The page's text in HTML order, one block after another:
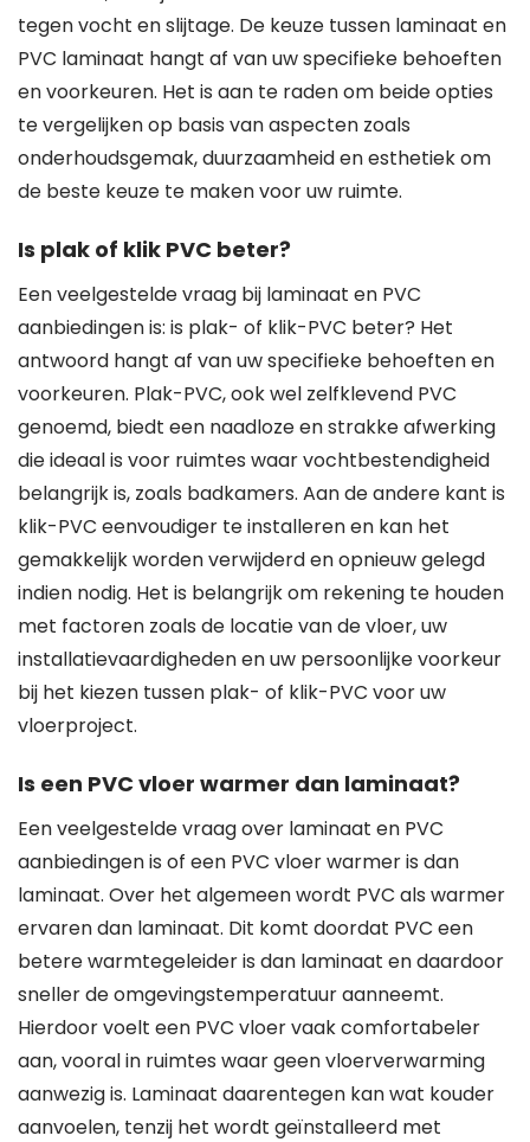
tegen vocht en slijtage. De keuze tussen laminaat en
PVC laminaat hangt af van uw specifieke behoeften
en voorkeuren. Het is aan te raden om beide opties
te vergelijken op basis van aspecten zoals
onderhoudsgemak, duurzaamheid en esthetiek om
de beste keuze te maken voor uw ruimte.
Is plak of klik PVC beter?
Een veelgestelde vraag bij laminaat en PVC
aanbiedingen is: is plak- of klik-PVC beter? Het
antwoord hangt af van uw specifieke behoeften en
voorkeuren. Plak-PVC, ook wel zelfklevend PVC
genoemd, biedt een naadloze en strakke afwerking
die ideaal is voor ruimtes waar vochtbestendigheid
belangrijk is, zoals badkamers. Aan de andere kant is
klik-PVC eenvoudiger te installeren en kan het
gemakkelijk worden verwijderd en opnieuw gelegd
indien nodig. Het is belangrijk om rekening te houden
met factoren zoals de locatie van de vloer, uw
installatievaardigheden en uw persoonlijke voorkeur
bij het kiezen tussen plak- of klik-PVC voor uw
vloerproject.
Is een PVC vloer warmer dan laminaat?
Een veelgestelde vraag over laminaat en PVC
aanbiedingen is of een PVC vloer warmer is dan
laminaat. Over het algemeen wordt PVC als warmer
ervaren dan laminaat. Dit komt doordat PVC een
betere warmtegeleider is dan laminaat en daardoor
sneller de omgevingstemperatuur aanneemt.
Hierdoor voelt een PVC vloer vaak comfortabeler
aan, vooral in ruimtes waar geen vloerverwarming
aanwezig is. Laminaat daarentegen kan wat kouder
aanvoelen, tenzij het wordt geïnstalleerd met